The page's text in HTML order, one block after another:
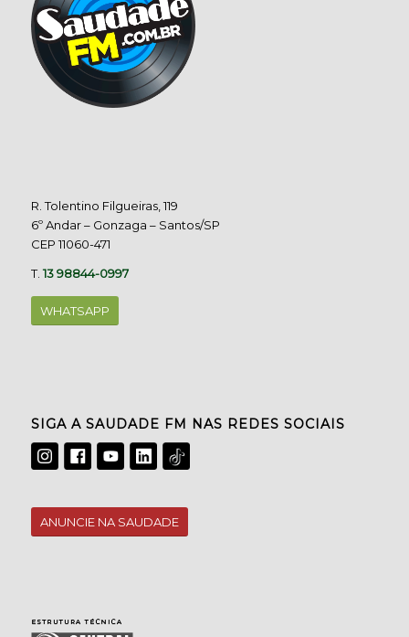
R. Tolentino Filgueiras, 119
6º Andar – Gonzaga – Santos/SP
CEP 11060-471
T.13 98844-0997
WHATSAPP
SIGA A SAUDADE FM NAS REDES SOCIAIS
ANUNCIE NA SAUDADE